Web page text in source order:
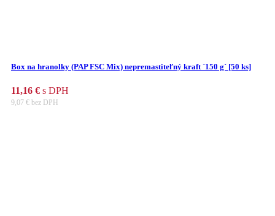
Box na hranolky (PAP FSC Mix) nepremastiteľný kraft `150 g` [50 ks]
11,16 € s DPH
9,07 € bez DPH